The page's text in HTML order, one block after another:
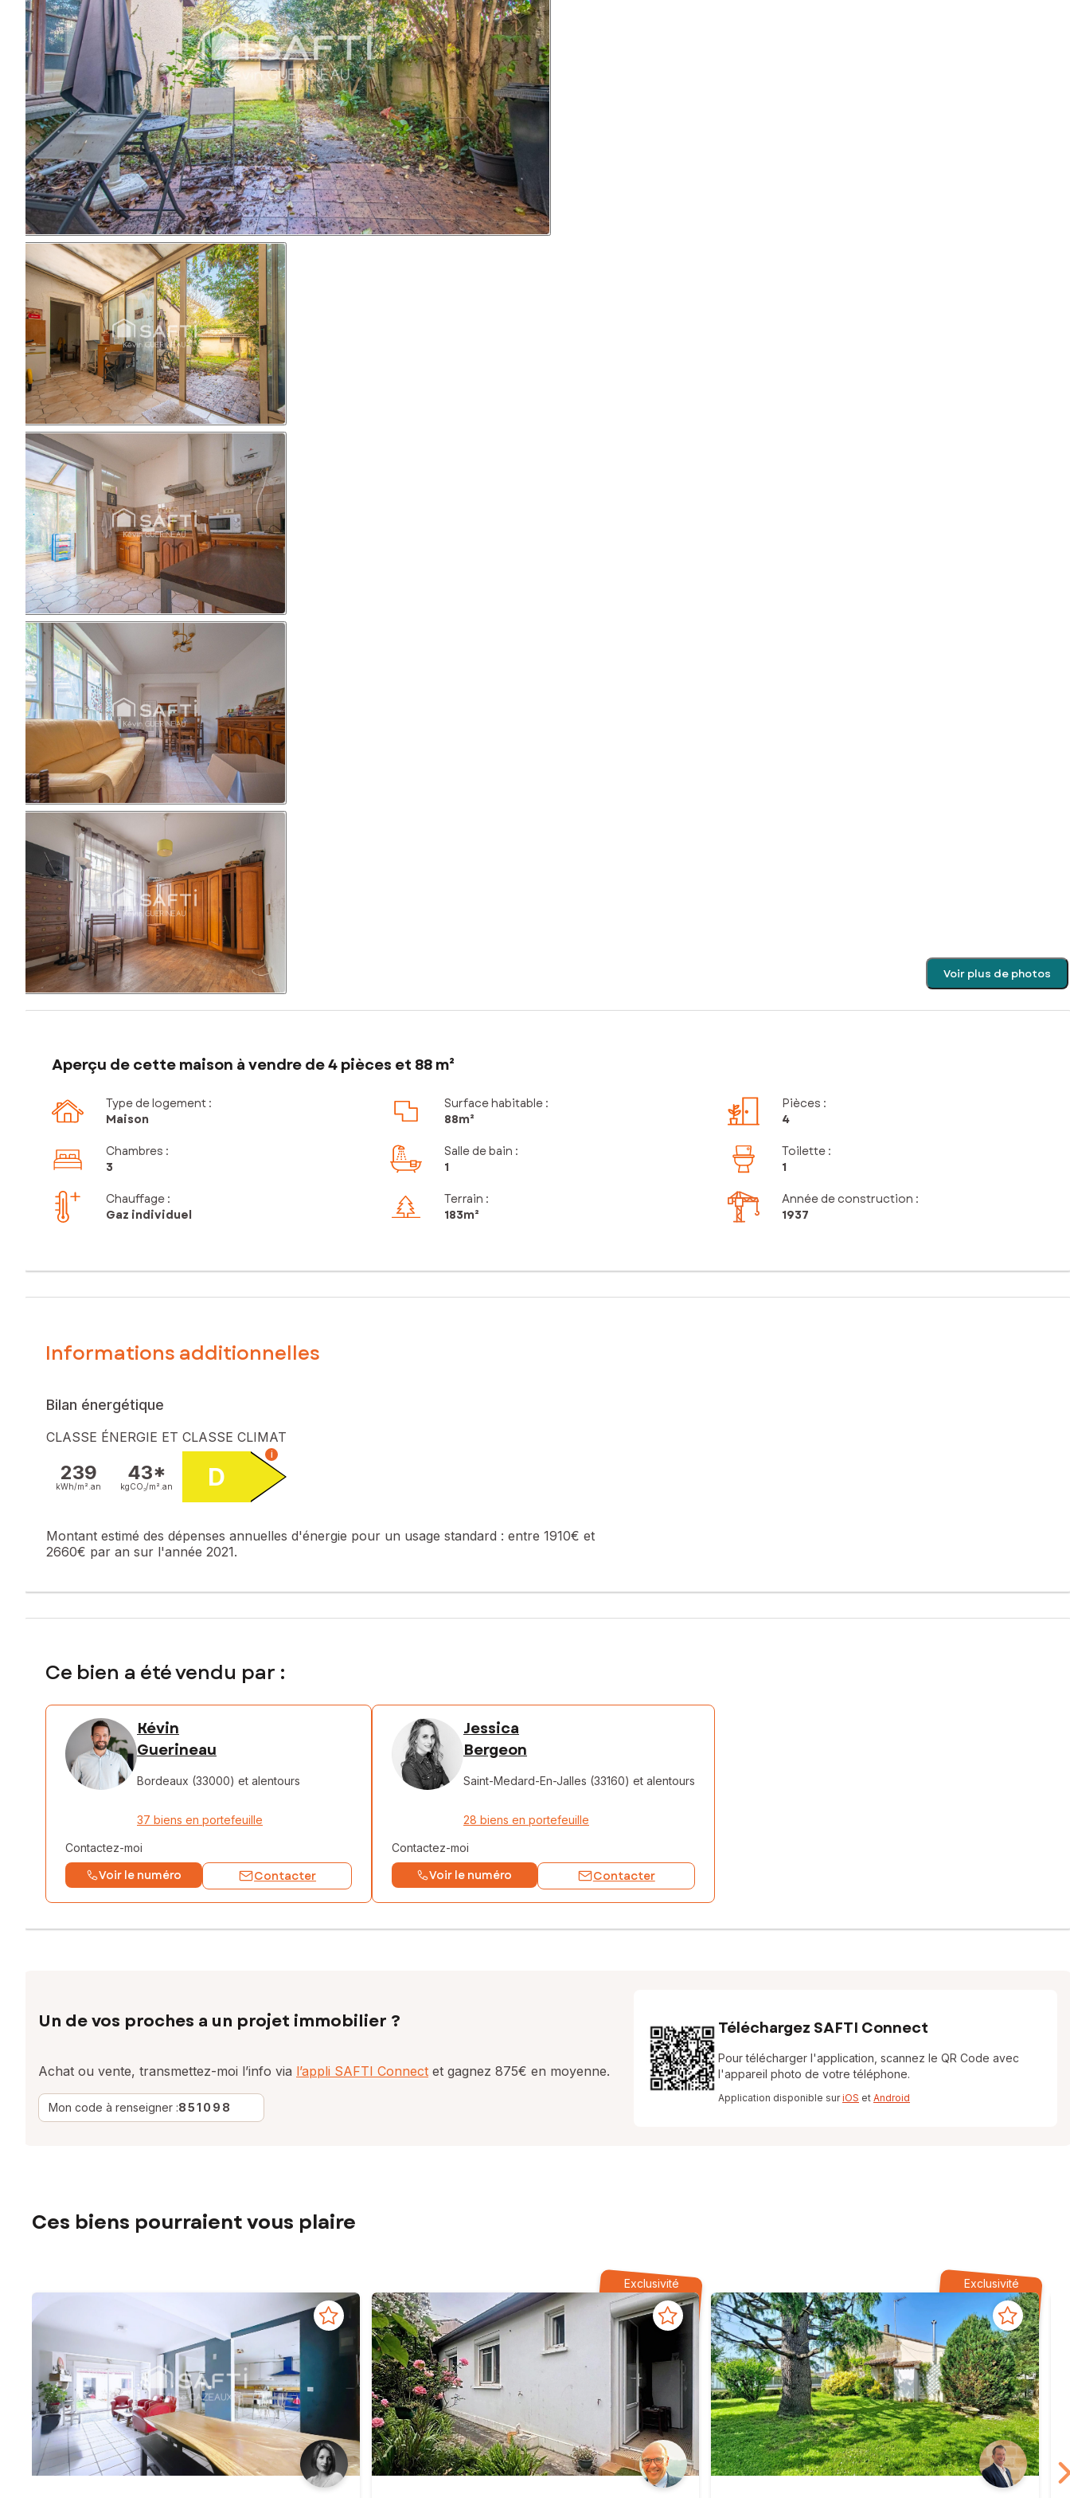
Voir plus de photos
Aperçu de cette maison à vendre de 4 pièces et 88 m²
Type de logement :
Maison
Surface habitable :
88m²
Pièces :
4
Chambres :
3
Salle de bain :
1
Toilette :
1
Chauffage :
Gaz individuel
Terrain :
183m²
Année de construction :
1937
Informations additionnelles
Bilan énergétique
CLASSE ÉNERGIE ET CLASSE CLIMAT
239
kWh/m². an
43*
kgCO₂/m². an D
i
Montant estimé des dépenses annuelles d'énergie pour un usage standard : entre 1910€ et
2660€ par an sur l'année 2021.
Ce bien a été vendu par :
Kévin
Guerineau
Bordeaux (33000) et alentours
37 biens en portefeuille
Contactez-moi
Voir le numéro Contacter
Jessica
Bergeon
Saint-Medard-En-Jalles (33160) et alentours
28 biens en portefeuille
Contactez-moi
Voir le numéro Contacter
Un de vos proches a un projet immobilier ?
Achat ou vente, transmettez-moi l’info via l’appli SAFTI Connect et gagnez 875€ en moyenne.
Mon code à renseigner :851098
Téléchargez SAFTI Connect
Pour télécharger l'application, scannez le QR Code avec
l'appareil photo de votre téléphone.
Application disponible suriOS et Android
Ces biens pourraient vous plaire
Exclusivité Exclusivité